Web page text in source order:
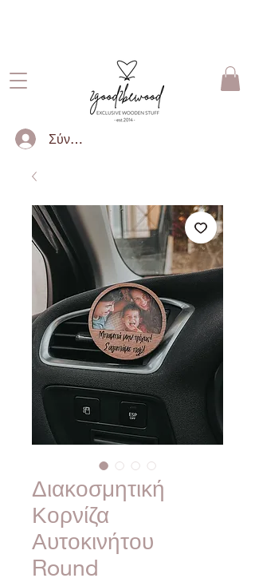
Σύνδεση
Διακοσμητική
Κορνίζα
Αυτοκινήτου
Round